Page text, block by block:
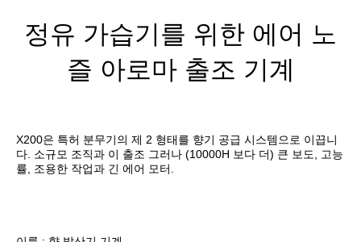
정유 가습기를 위한 에어 노
즐 아로마 출조 기계
X200은 특허 분무기의 제 2 형태를 향기 공급 시스템으로 이끕니
다. 소규모 조직과 이 출조 그러나 (10000H 보다 더) 큰 보도, 고능
률, 조용한 작업과 긴 에어 모터.